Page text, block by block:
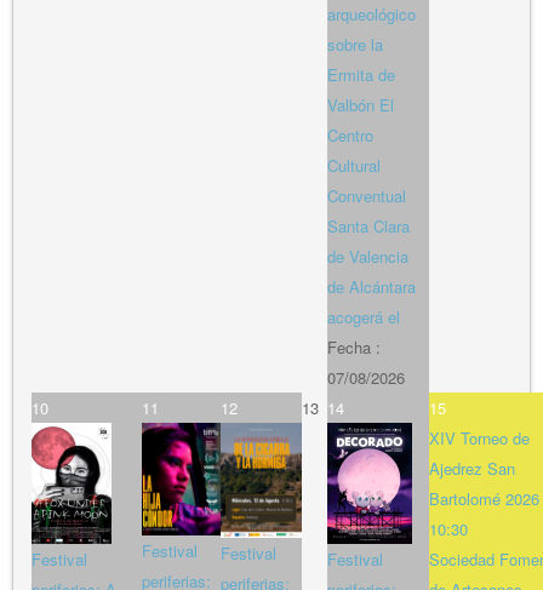
arqueológico
sobre la
Ermita de
Valbón El
Centro
Cultural
Conventual
Santa Clara
de Valencia
de Alcántara
acogerá el
Fecha :
07/08/2026
10
Festival
11
Festival
periferias:
12
Festival
periferias:
13 14
Festival
15
XIV Torneo de
Ajedrez San
Bartolomé 2026
10:30
Sociedad